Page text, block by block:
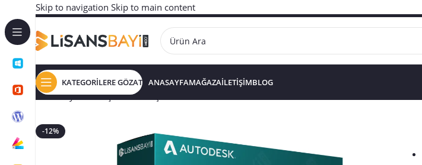
Skip to navigation Skip to main content
KATEGORİLERE GÖZAT ANASAYFAMAĞAZAİLETİŞİMBLOG
Ana Sayfa/ GELİŞTİRİCİ ARAÇLARI
-12%